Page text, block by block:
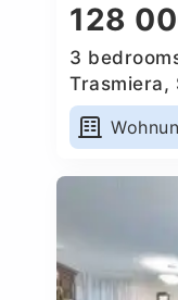
128
3
Trasmiera,